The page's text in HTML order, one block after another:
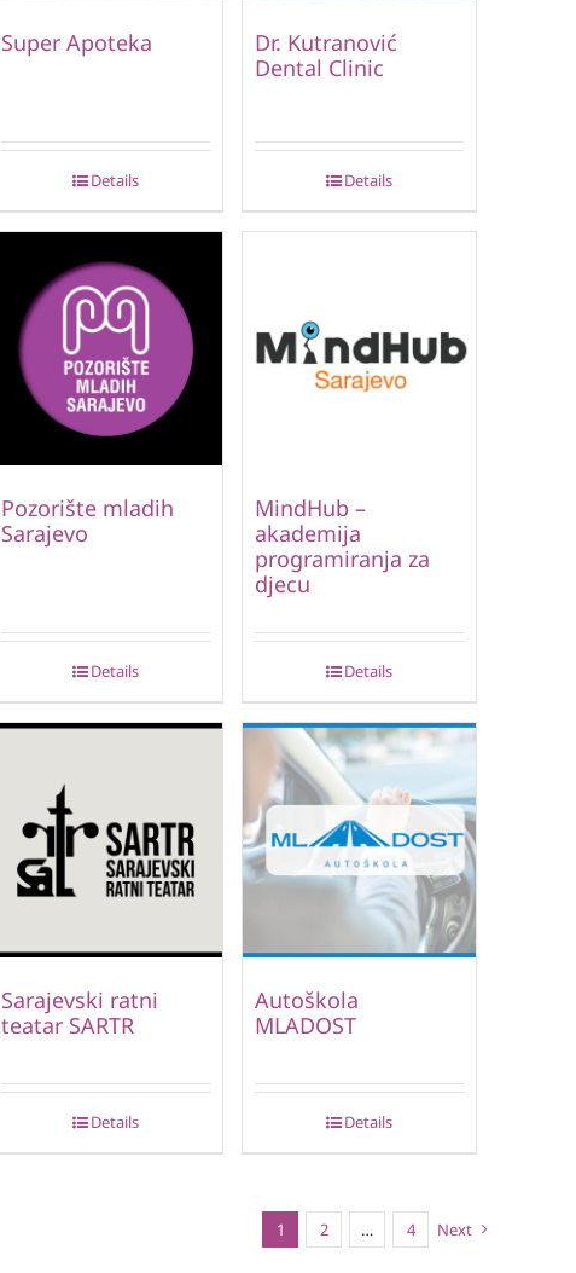
Super Apoteka
Details
Dr. Kutranović
Dental Clinic
Details
Pozorište mladih
Sarajevo
Details
MindHub –
akademija
programiranja za
djecu
Details
Sarajevski ratni
teatar SARTR
Details
Autoškola
MLADOST
Details
1 2 … 4 Next